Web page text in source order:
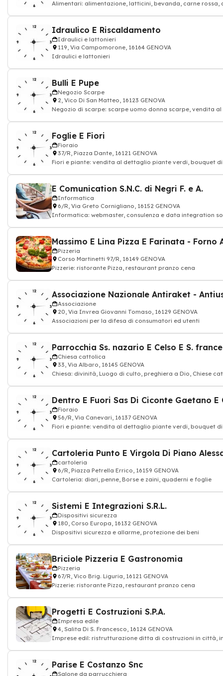
Alimentari: alimentazione, latticini, bevanda, carne rossa,
Idraulico E Riscaldamento
Idraulici e lattonieri
119, Via Campomorone, 16164 GENOVA
Idraulici e lattonieri
Bulli E Pupe
Negozio Scarpe
2, Vico Di San Matteo, 16123 GENOVA
Negozio di scarpe: scarpe uomo donna scarpe, vendita
Foglie E Fiori
Fioraio
37/R, Piazza Dante, 16121 GENOVA
Fiori e piante: vendita al dettaglio piante verdi, bouquet
E Comunication S.N.C. di Negri F. e A.
Informatica
6/R, Via Greto Cornigliano, 16152 GENOVA
Informatica: webmaster, consulenza e data integration
Massimo E Lina Pizza E Farinata - Forno
Pizzeria
Corso Martinetti 97/R, 16149 GENOVA
Pizzerie: ristorante Pizza, restaurant pranzo cena
Associazione
20, Via Invrea Giovanni Tomaso, 16129 GENOVA
Associazioni per la difesa di consumatori ed utenti
Parrocchia Ss. nazario E Celso E S.
Chiesa cattolica
33, Via Albaro, 16145 GENOVA
Chiesa: divinità, Luogo di culto, preghiera a Dio, Chiese cattolica - servizi
Dentro E Fuori Sas Di Ciconte Gaetano E
Fioraio
56/R, Via Canevari, 16137 GENOVA
Fiori e piante: vendita al dettaglio piante verdi, bouquet
Cartoleria Punto E Virgola Di Piano
cartoleria
6/R, Piazza Petrella Errico, 16159 GENOVA
Cartoleria: diari, penne, Borse e zaini, quaderni e foglie
Sistemi E Integrazioni S.R.L.
Dispositivi sicurezza
180, Corso Europa, 16132 GENOVA
Dispositivi sicurezza e allarme, protezione dei beni
Briciole Pizzeria E Gastronomia
Pizzeria
67/R, Vico Brig. Liguria, 16121 GENOVA
Pizzerie: ristorante Pizza, restaurant pranzo cena
Progetti E Costruzioni S.P.A.
Impresa edile
4, Salita Di S. Francesco, 16124 GENOVA
Imprese edil: ristrutturazione ditta di costruzioni in città,
Parise E Costanzo Snc
Salone da parrucchiera